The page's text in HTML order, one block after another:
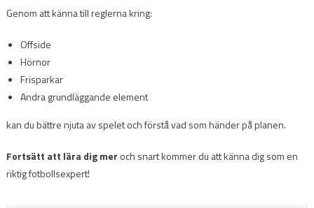
Genom att känna till reglerna kring:
Offside
Hörnor
Frisparkar
Andra grundläggande element
kan du bättre njuta av spelet och förstå vad som händer på planen.
Fortsätt att lära dig mer och snart kommer du att känna dig som en
riktig fotbollsexpert!